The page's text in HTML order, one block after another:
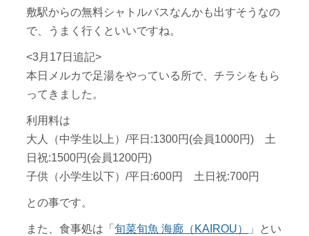
敷駅からの無料シャトルバスなんかも出すそうなの
で、うまく行くといいですね。
<3月17日追記>
本日メルカで足湯をやっている所で、チラシをもら
ってきました。
利用料は
大人（中学生以上）/平日:1300円(会員1000円) 土
日祝:1500円(会員1200円)
子供（小学生以下）/平日:600円 土日祝:700円
との事です。
また、食事処は「旬菜旬魚 海廊（KAIROU）
」とい